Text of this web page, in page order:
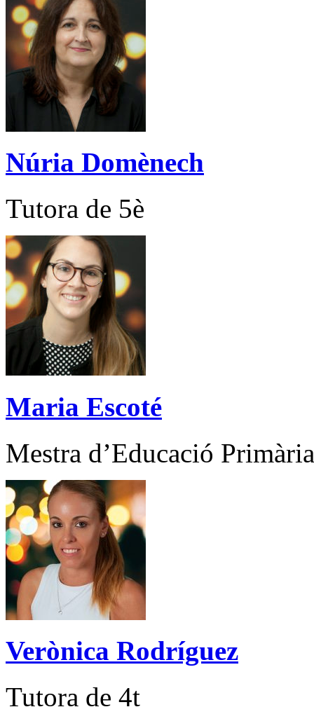
Núria Domènech
Tutora de 5è
Maria Escoté
Mestra d’Educació Primària
Verònica Rodríguez
Tutora de 4t